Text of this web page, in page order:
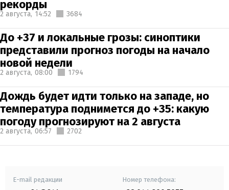
рекорды
2 августа, 14:52 3684
До +37 и локальные грозы: синоптики
представили прогноз погоды на начало
новой недели
2 августа, 08:00 1794
Дождь будет идти только на западе, но
температура поднимется до +35: какую
погоду прогнозируют на 2 августа
2 августа, 06:57 2702
E-mail редакции Номер телефона: